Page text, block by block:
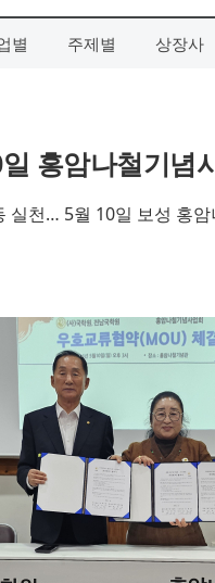
별 주제별 상장사
홍암나철기념
실천… 5월 10일 보성 홍